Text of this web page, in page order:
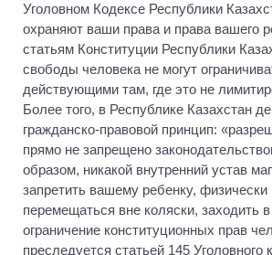
Уголовном Кодексе Республики
охраняют ваши права и права вашего
статьям Конституции Республики
свободы человека не могут
действующими там, где это не
Более того, в Республике Казахстан
гражданско-правовой принцип:
прямо не запрещено
образом, никакой внутренний устав
запретить вашему ребенку,
перемещаться вне коляски, заходить
ограничение конституционных прав
преследуется статьей 145 Уголовного